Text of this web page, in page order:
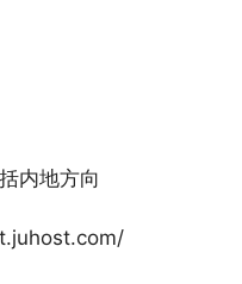
内地方向